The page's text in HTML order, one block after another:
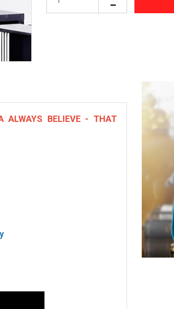
ALWAYS BELIEVE - THAT